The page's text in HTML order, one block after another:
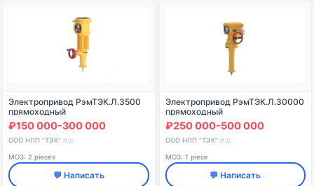
Электропривод РэмТЭК.Л.3500
прямоходный
₽150 000-300 000
ООО НПП "ТЭК" 🇷🇺
МОЗ: 2 pieces
💬 Написать
Электропривод РэмТЭК.Л.30000
прямоходный
₽250 000-500 000
ООО НПП "ТЭК" 🇷🇺
МОЗ: 1 piece
💬 Написать